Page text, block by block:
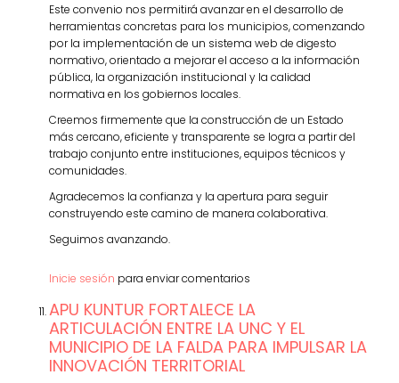
Este convenio nos permitirá avanzar en el desarrollo de
herramientas concretas para los municipios, comenzando
por la implementación de un sistema web de digesto
normativo, orientado a mejorar el acceso a la información
pública, la organización institucional y la calidad
normativa en los gobiernos locales.
Creemos firmemente que la construcción de un Estado
más cercano, eficiente y transparente se logra a partir del
trabajo conjunto entre instituciones, equipos técnicos y
comunidades.
Agradecemos la confianza y la apertura para seguir
construyendo este camino de manera colaborativa.
Seguimos avanzando.
Inicie sesión para enviar comentarios
APU KUNTUR FORTALECE LA
ARTICULACIÓN ENTRE LA UNC Y EL
MUNICIPIO DE LA FALDA PARA IMPULSAR LA
INNOVACIÓN TERRITORIAL